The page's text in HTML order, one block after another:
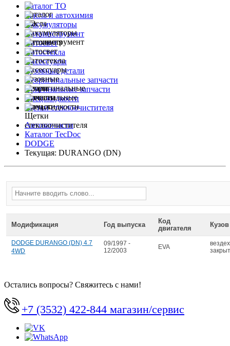
Каталог ТО
Масла и автохимия
Аккумуляторы
Автоинструмент
Автосвет
Автостекла
Аксессуары
Кузовные детали
Неоригинальные запчасти
Оригинальные запчасти
Спец.жидкости
Щетки стеклоочистителя
Автозапчасти
Каталог TecDoc
DODGE
Текущая: DURANGO (DN)
Модификация Год выпуска
Код
двигателя
Кузов
DODGE DURANGO (DN) 4.7
4WD
09/1997 -
12/2003
EVA
Остались вопросы? Свяжитесь с нами!
+7 (3532) 422-844 магазин/сервис